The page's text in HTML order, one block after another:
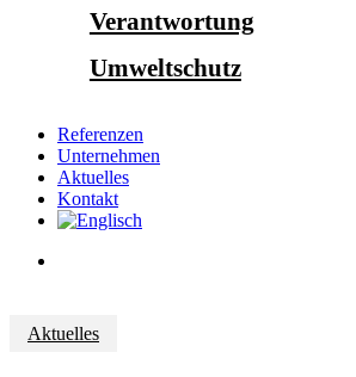
Verantwortung
Umweltschutz
Referenzen
Unternehmen
Aktuelles
Kontakt
Aktuelles